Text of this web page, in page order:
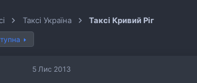
Таксі Україна Таксі Кривий Ріг
5 Лис 2013